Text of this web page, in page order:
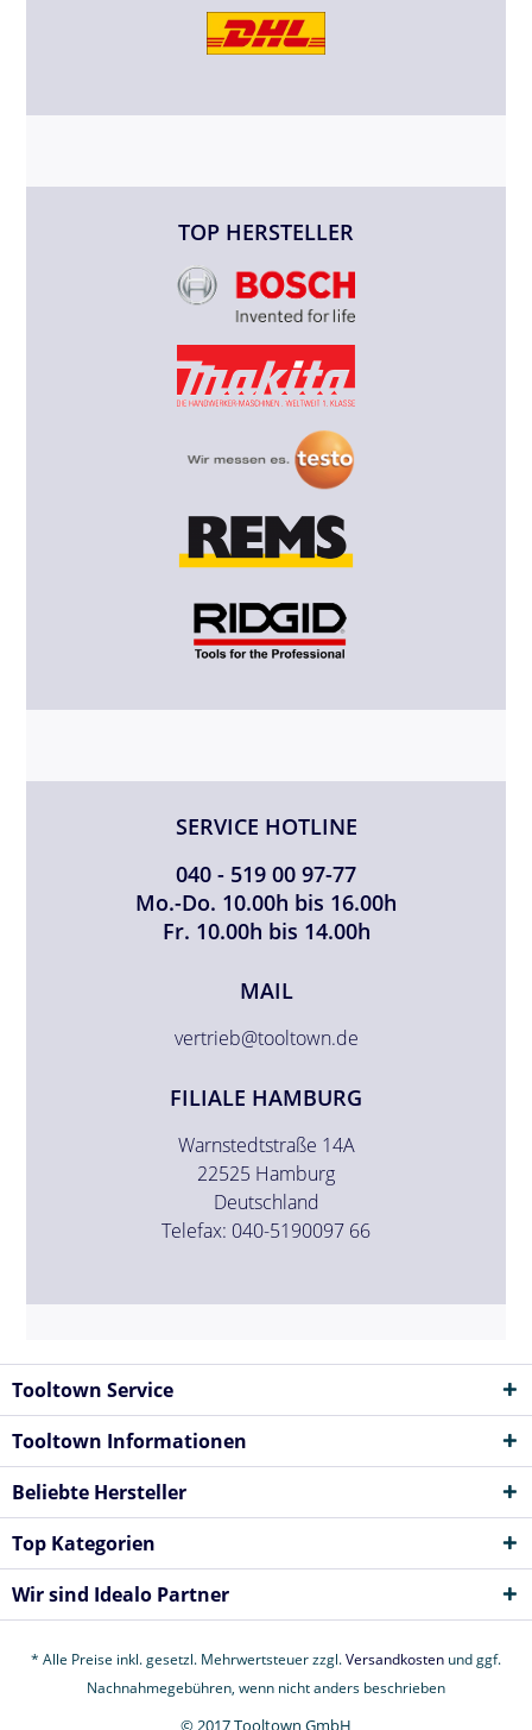
TOP HERSTELLER
SERVICE HOTLINE
040 - 519 00 97-77
Mo.-Do. 10.00h bis 16.00h
Fr. 10.00h bis 14.00h
MAIL
vertrieb@tooltown.de
FILIALE HAMBURG
Warnstedtstraße 14A
22525 Hamburg
Deutschland
Telefax: 040-5190097 66
Tooltown Service
Tooltown Informationen
Beliebte Hersteller
Top Kategorien
Wir sind Idealo Partner
* Alle Preise inkl. gesetzl. Mehrwertsteuer zzgl.Versandkosten und ggf.
Nachnahmegebühren, wenn nicht anders beschrieben
© 2017 Tooltown GmbH